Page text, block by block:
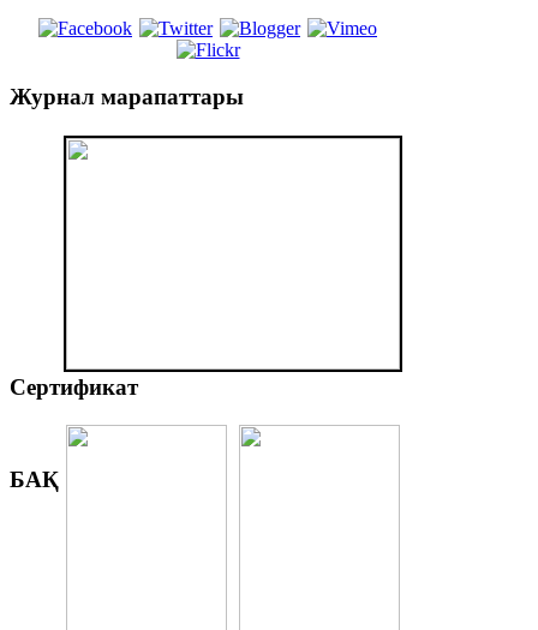
Журнал марапаттары
Сертификат
БАҚ